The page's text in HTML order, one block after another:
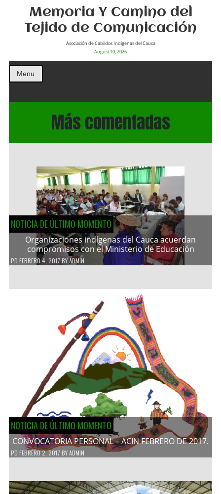
Memoria Y Camino del
Tejido de Comunicación
Asociación de Cabildos Indìgenas del Cauca
August 10, 2026
Menu
Más comentadas
NOTICIA DE ÚLTIMO MOMENTO
Organizaciones indígenas del Cauca acuerdan
compromisos con el Ministerio de Educación
PD FEBRERO 4, 2017 BYADMIN
NOTICIA DE ÚLTIMO MOMENTO
CONVOCATORIA PERSONAL – ACIN FEBRERO DE 2017.
PD FEBRERO 2, 2017 BYADMIN